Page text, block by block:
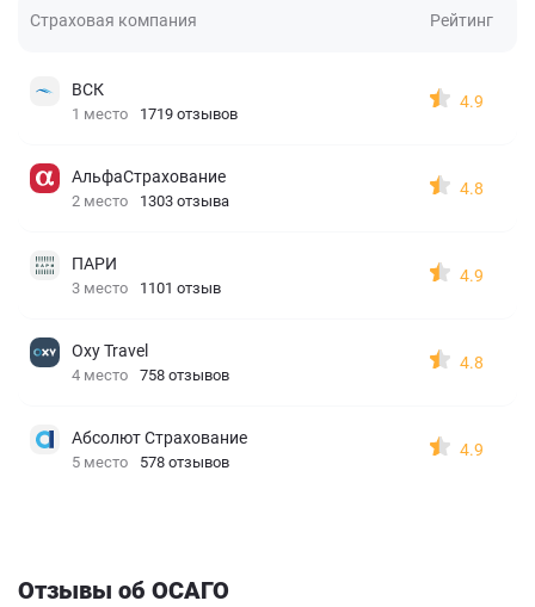
Страховая компания Рейтинг
ВСК
1 место 1719 отзывов
4.9
АльфаСтрахование
2 место 1303 отзыва
4.8
ПАРИ
3 место 1101 отзыв
4.9
Oxy Travel
4 место 758 отзывов
4.8
Абсолют Страхование
5 место 578 отзывов
4.9
Отзывы об ОСАГО